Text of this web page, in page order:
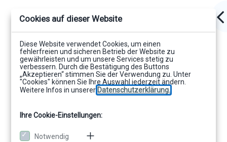
Cookies auf dieser Website
Diese Website verwendet Cookies, um einen
fehlerfreien und sicheren Betrieb der Website zu
gewährleisten und um unsere Services stetig zu
verbessern. Durch die Bestätigung des Buttons
„Akzeptieren“ stimmen Sie der Verwendung zu. Unter
"Cookies" können Sie Ihre Auswahl jederzeit ändern.
Weitere Infos in unserer Datenschutzerklärung.
Ihre Cookie-Einstellungen:
Notwendig